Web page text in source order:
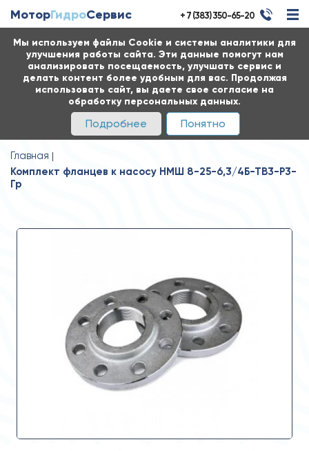
Мы используем файлы Cookie и системы аналитики для
улучшения работы сайта. Эти данные помогут нам
анализировать посещаемость, улучшать сервис и
делать контент более удобным для вас. Продолжая
использовать сайт, вы даете свое согласие на
обработку персональных данных.
Подробнее Понятно
МоторГидроСервис + 7 (383) 350-65-20
Главная
Комплект фланцев к насосу НМШ 8-25-6,3/4Б-ТВ3-Р3-
Гр